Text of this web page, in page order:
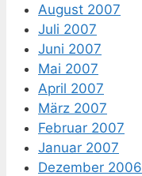
August 2007
Juli 2007
Juni 2007
Mai 2007
April 2007
März 2007
Februar 2007
Januar 2007
Dezember 2006